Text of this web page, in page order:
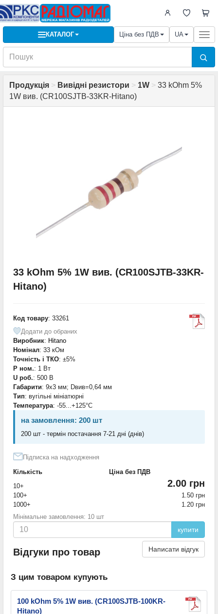
КАТАЛОГ Ціна без ПДВ UA
Продукція > Вивідні резистори > 1W > 33 kOhm 5%
1W вив. (CR100SJTB-33KR-Hitano)
33 kOhm 5% 1W вив. (CR100SJTB-33KR-
Hitano)
Код товару: 33261
Додати до обраних
Виробник: Hitano
Номінал: 33 кОм
Точність і ТКО: ±5%
P ном.: 1 Вт
U роб.: 500 В
Габарити: 9х3 мм; Dвив=0,64 мм
Тип: вугільні мініатюрні
Температура: -55...+125°С
на замовлення: 200 шт
200 шт - термін постачання 7-21 дні (днів)
Підписка на надходження
Кількість
Ціна без ПДВ
10+
2.00 грн
100+
1.50 грн
1000+
1.20 грн
Мінімальне замовлення: 10 шт
купити
Відгуки про товар Написати відгук
З цим товаром купують
100 kOhm 5% 1W вив. (CR100SJTB-100KR-
Hitano)